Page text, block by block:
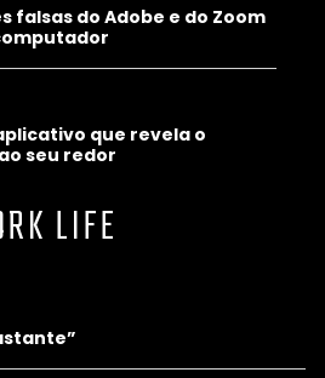
falsas do Adobe e do Zoom
que revela o
seu redor
LIFE